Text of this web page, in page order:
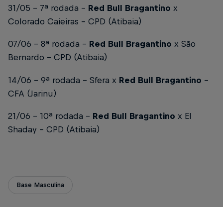
31/05 - 7ª rodada - Red Bull Bragantino x
Colorado Caieiras - CPD (Atibaia)
07/06 - 8ª rodada - Red Bull Bragantino x São
Bernardo - CPD (Atibaia)
14/06 - 9ª rodada - Sfera x Red Bull Bragantino -
CFA (Jarinu)
21/06 - 10ª rodada - Red Bull Bragantino x El
Shaday - CPD (Atibaia)
Base Masculina